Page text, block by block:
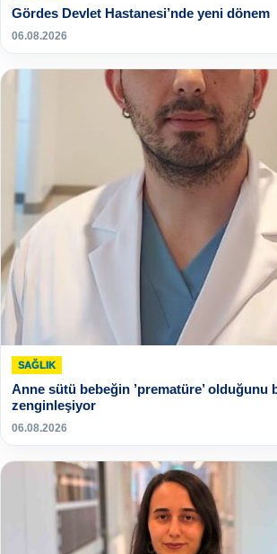
Gördes Devlet Hastanesi’nde yeni dönem
06.08.2026
SAĞLIK
Anne sütü bebeğin ’prematüre’ olduğunu
zenginleşiyor
06.08.2026